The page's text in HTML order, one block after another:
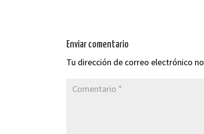
Enviar comentario
Tu dirección de correo electrónico